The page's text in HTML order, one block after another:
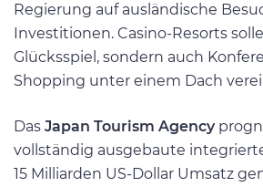
Regierung auf ausländische
Investitionen. Casino-Resorts
Glücksspiel, sondern auch
Shopping unter einem Dach
Das Japan Tourism Agency
vollständig ausgebaute
15 Milliarden US-Dollar Umsatz